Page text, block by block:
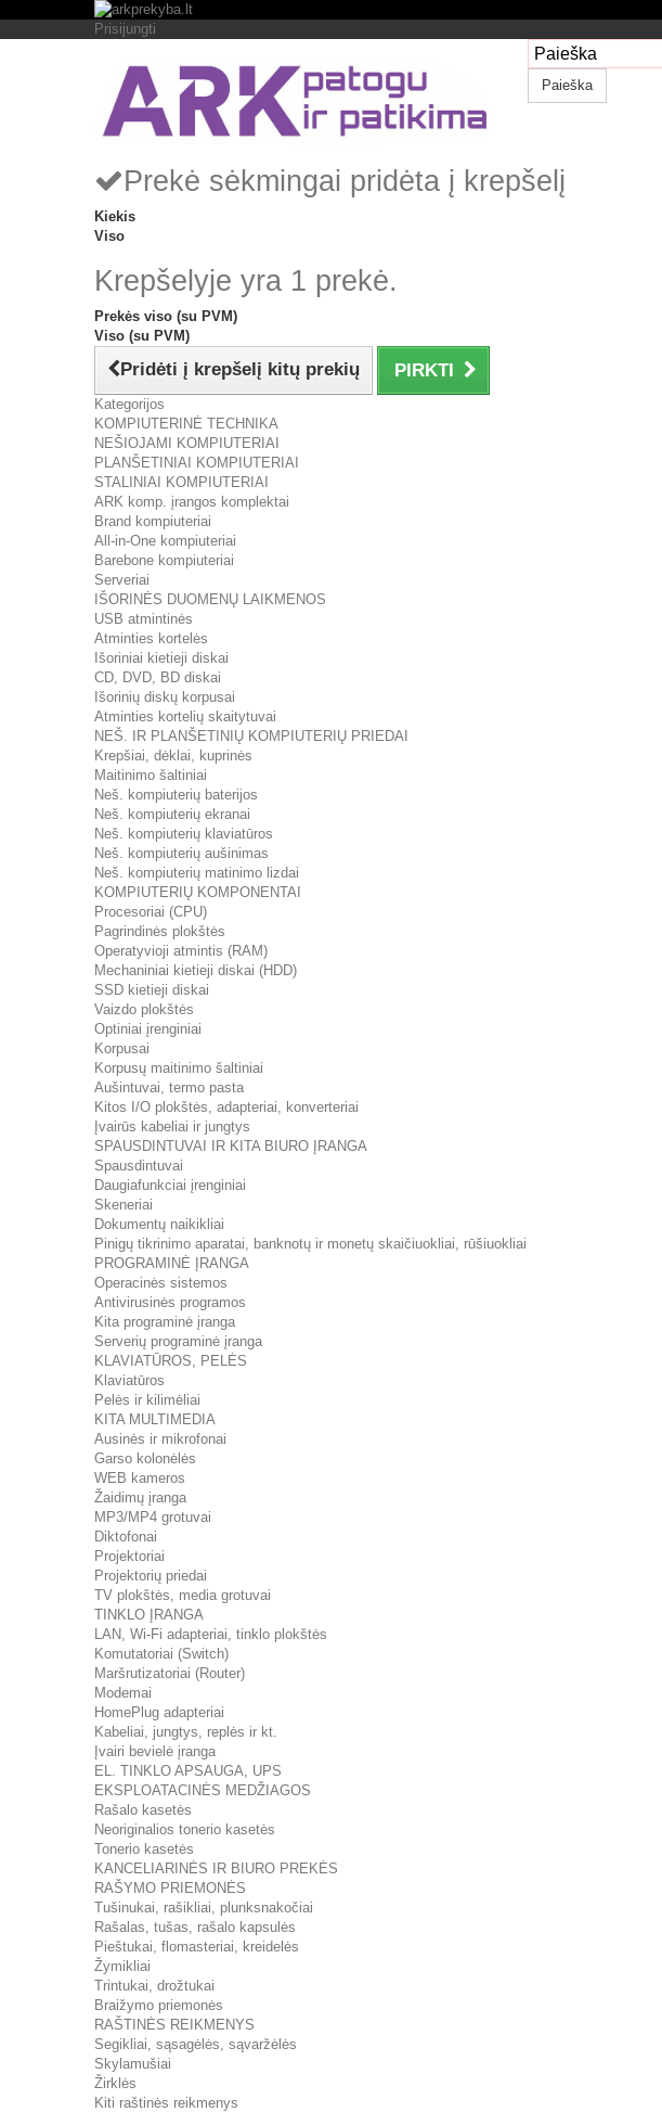
Prisijungti
Paieška
Prekė sėkmingai pridėta į krepšelį
Kiekis
Viso
Krepšelyje yra 1 prekė.
Prekės viso (su PVM)
Viso (su PVM)
Pridėti į krepšelį kitų prekių PIRKTI
Kategorijos
KOMPIUTERINĖ TECHNIKA
NEŠIOJAMI KOMPIUTERIAI
PLANŠETINIAI KOMPIUTERIAI
STALINIAI KOMPIUTERIAI
ARK komp. įrangos komplektai
Brand kompiuteriai
All-in-One kompiuteriai
Barebone kompiuteriai
Serveriai
IŠORINĖS DUOMENŲ LAIKMENOS
USB atmintinės
Atminties kortelės
Išoriniai kietieji diskai
CD, DVD, BD diskai
Išorinių diskų korpusai
Atminties kortelių skaitytuvai
NEŠ. IR PLANŠETINIŲ KOMPIUTERIŲ PRIEDAI
Krepšiai, dėklai, kuprinės
Maitinimo šaltiniai
Neš. kompiuterių baterijos
Neš. kompiuterių ekranai
Neš. kompiuterių klaviatūros
Neš. kompiuterių aušinimas
Neš. kompiuterių matinimo lizdai
KOMPIUTERIŲ KOMPONENTAI
Procesoriai (CPU)
Pagrindinės plokštės
Operatyvioji atmintis (RAM)
Mechaniniai kietieji diskai (HDD)
SSD kietieji diskai
Vaizdo plokštės
Optiniai įrenginiai
Korpusai
Korpusų maitinimo šaltiniai
Aušintuvai, termo pasta
Kitos I/O plokštės, adapteriai, konverteriai
Įvairūs kabeliai ir jungtys
SPAUSDINTUVAI IR KITA BIURO ĮRANGA
Spausdintuvai
Daugiafunkciai įrenginiai
Skeneriai
Dokumentų naikikliai
Pinigų tikrinimo aparatai, banknotų ir monetų skaičiuokliai, rūšiuokliai
PROGRAMINĖ ĮRANGA
Operacinės sistemos
Antivirusinės programos
Kita programinė įranga
Serverių programinė įranga
KLAVIATŪROS, PELĖS
Klaviatūros
Pelės ir kilimėliai
KITA MULTIMEDIA
Ausinės ir mikrofonai
Garso kolonėlės
WEB kameros
Žaidimų įranga
MP3/MP4 grotuvai
Diktofonai
Projektoriai
Projektorių priedai
TV plokštės, media grotuvai
TINKLO ĮRANGA
LAN, Wi-Fi adapteriai, tinklo plokštės
Komutatoriai (Switch)
Maršrutizatoriai (Router)
Modemai
HomePlug adapteriai
Kabeliai, jungtys, replės ir kt.
Įvairi bevielė įranga
EL. TINKLO APSAUGA, UPS
EKSPLOATACINĖS MEDŽIAGOS
Rašalo kasetės
Neoriginalios tonerio kasetės
Tonerio kasetės
KANCELIARINĖS IR BIURO PREKĖS
RAŠYMO PRIEMONĖS
Tušinukai, rašikliai, plunksnakočiai
Rašalas, tušas, rašalo kapsulės
Pieštukai, flomasteriai, kreidelės
Žymikliai
Trintukai, drožtukai
Braižymo priemonės
RAŠTINĖS REIKMENYS
Segikliai, sąsagėlės, sąvaržėlės
Skylamušiai
Žirklės
Kiti raštinės reikmenys